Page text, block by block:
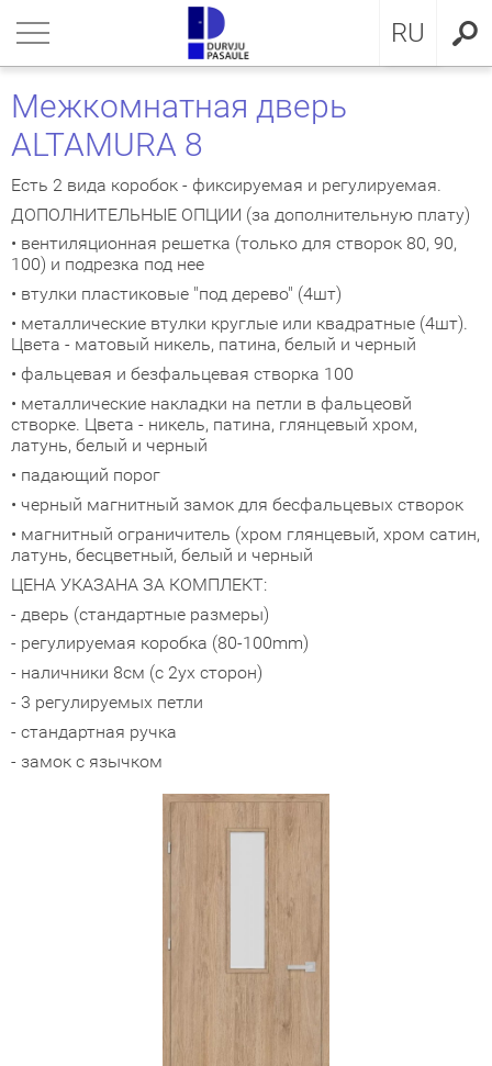
RU
LV
Межкомнатная дверь
ALTAMURA 8
Есть 2 вида коробок - фиксируемая и регулируемая.
ДОПОЛНИТЕЛЬНЫЕ ОПЦИИ (за дополнительную плату)
• вентиляционная решетка (только для створок 80, 90,
100) и подрезка под нее
• втулки пластиковые "под дерево" (4шт)
• металлические втулки круглые или квадратные (4шт).
Цвета - матовый никель, патина, белый и черный
• фальцевая и безфальцевая створка 100
• металлические накладки на петли в фальцеовй
створке. Цвета - никель, патина, глянцевый хром,
латунь, белый и черный
• падающий порог
• черный магнитный замок для бесфальцевых створок
• магнитный ограничитель (хром глянцевый, хром сатин,
латунь, бесцветный, белый и черный
ЦЕНА УКАЗАНА ЗА КОМПЛЕКТ:
- дверь (стандартные размеры)
- регулируемая коробка (80-100mm)
- наличники 8см (с 2ух сторон)
- 3 регулируемых петли
- стандартная ручка
- замок с язычком
В ДОМ
ДВЕРИ
ОБОИ
коллекция
входные двери для
входные двери для
двери с МДФ
входные двери
64mm
входные двери
GLASS
INOX
CLASSIC
MODERN
двери
сложного исполнения
классика
двери
коллекция
коллекция
коллекция
двери
двери
двери (дверь-книжка)
конфиденциальности
Cookies